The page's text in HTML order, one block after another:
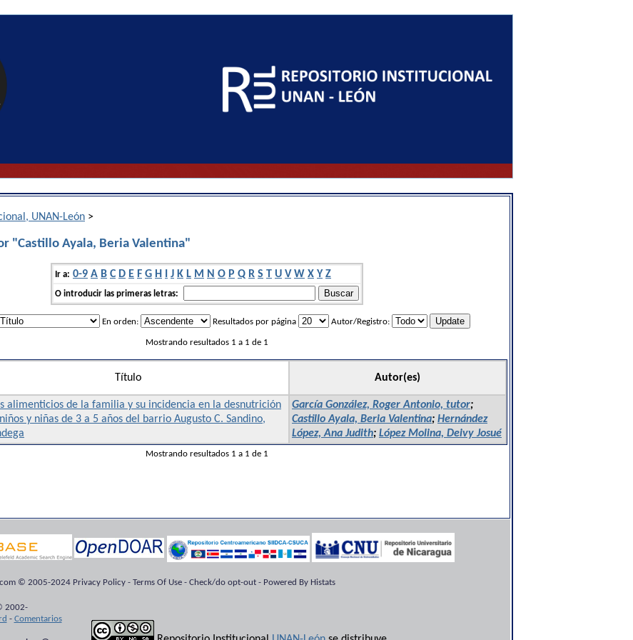
UNAN-León >
"Castillo Ayala, Beria Valentina"
Ir a: 0-9 A B C D E F G H I J K L M N O P Q R S T U V W X Y Z
O introducir las primeras letras:
En orden: Resultados por página Autor/Registro:
Mostrando resultados 1 a 1 de 1
Título Autor(es)
alimenticios de la familia y su incidencia en la desnutrición
y niñas de 3 a 5 años del barrio Augusto C. Sandino,
García González, Roger Antonio, tutor;
Castillo Ayala, Beria Valentina; Hernández
López, Ana Judith; López Molina, Deivy Josué
Mostrando resultados 1 a 1 de 1
© 2005-2024 Privacy Policy - Terms Of Use - Check/do opt-out - Powered By Histats
2002-
- Comentarios